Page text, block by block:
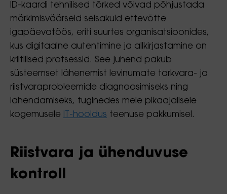
ID-kaardi tehnilised tõrked võivad põhjustada
märkimisväärseid seisakuid ettevõtte
igapäevatöös, eriti suurtes organisatsioonides,
kus digitaalne autentimine ja allkirjastamine on
kriitilised protsessid. See juhend pakub
süsteemset lähenemist levinumate tarkvara- ja
riistvaraprobleemide diagnoosimiseks ning
lahendamiseks, tuginedes meie pikaajalisele
kogemusele
IT-hooldus teenuse pakkumisel.
Riistvara ja ühenduvuse
kontroll